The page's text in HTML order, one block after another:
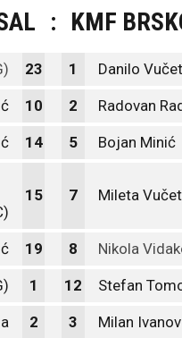
: KMF
23 1 Danilo
10 2 Radovan
14 5 Bojan Minić
15 7 Mileta
19 8 Nikola
1 12 Stefan
2 3 Milan